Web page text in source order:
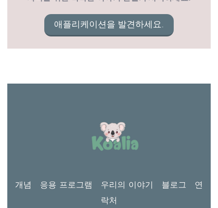
애플리케이션을 발견하세요.
개념 응용 프로그램 우리의 이야기 블로그
연
락처